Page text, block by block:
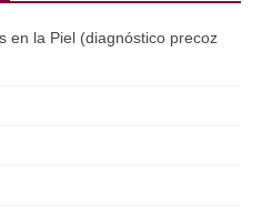
en la Piel (diagnóstico precoz